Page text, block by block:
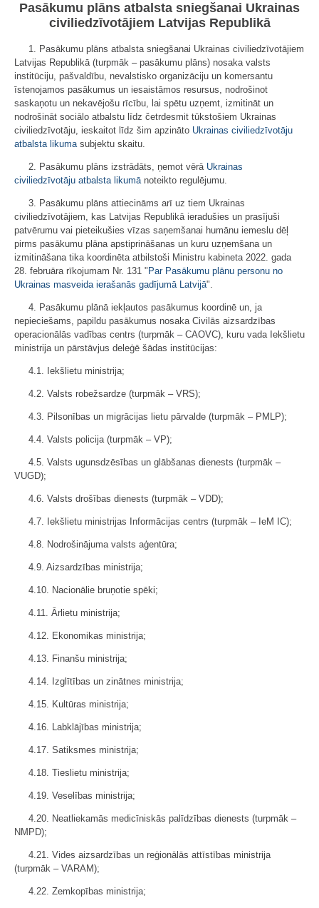
Pasākumu plāns atbalsta sniegšanai Ukrainas
civiliedzīvotājiem Latvijas Republikā
1. Pasākumu plāns atbalsta sniegšanai Ukrainas civiliedzīvotājiem
Latvijas Republikā (turpmāk – pasākumu plāns) nosaka valsts
institūciju, pašvaldību, nevalstisko organizāciju un komersantu
īstenojamos pasākumus un iesaistāmos resursus, nodrošinot
saskaņotu un nekavējošu rīcību, lai spētu uzņemt, izmitināt un
nodrošināt sociālo atbalstu līdz četrdesmit tūkstošiem Ukrainas
civiliedzīvotāju, ieskaitot līdz šim apzināto Ukrainas civiliedzīvotāju
atbalsta likumasubjektu skaitu.
2. Pasākumu plāns izstrādāts, ņemot vērā Ukrainas
civiliedzīvotāju atbalsta likumānoteikto regulējumu.
3. Pasākumu plāns attiecināms arī uz tiem Ukrainas
civiliedzīvotājiem, kas Latvijas Republikā ieradušies un prasījuši
patvērumu vai pieteikušies vīzas saņemšanai humānu iemeslu dēļ
pirms pasākumu plāna apstiprināšanas un kuru uzņemšana un
izmitināšana tika koordinēta atbilstoši Ministru kabineta 2022. gada
28. februāra rīkojumam Nr. 131 " Par Pasākumu plānu personu no
Ukrainas masveida ierašanās gadījumā Latvijā".
4. Pasākumu plānā iekļautos pasākumus koordinē un, ja
nepieciešams, papildu pasākumus nosaka Civilās aizsardzības
operacionālās vadības centrs (turpmāk – CAOVC), kuru vada Iekšlietu
ministrija un pārstāvjus deleģē šādas institūcijas:
4.1. Iekšlietu ministrija;
4.2. Valsts robežsardze (turpmāk – VRS);
4.3. Pilsonības un migrācijas lietu pārvalde (turpmāk – PMLP);
4.4. Valsts policija (turpmāk – VP);
4.5. Valsts ugunsdzēsības un glābšanas dienests (turpmāk –
VUGD);
4.6. Valsts drošības dienests (turpmāk – VDD);
4.7. Iekšlietu ministrijas Informācijas centrs (turpmāk – IeM IC);
4.8. Nodrošinājuma valsts aģentūra;
4.9. Aizsardzības ministrija;
4.10. Nacionālie bruņotie spēki;
4.11. Ārlietu ministrija;
4.12. Ekonomikas ministrija;
4.13. Finanšu ministrija;
4.14. Izglītības un zinātnes ministrija;
4.15. Kultūras ministrija;
4.16. Labklājības ministrija;
4.17. Satiksmes ministrija;
4.18. Tieslietu ministrija;
4.19. Veselības ministrija;
4.20. Neatliekamās medicīniskās palīdzības dienests (turpmāk –
NMPD);
4.21. Vides aizsardzības un reģionālās attīstības ministrija
(turpmāk – VARAM);
4.22. Zemkopības ministrija;